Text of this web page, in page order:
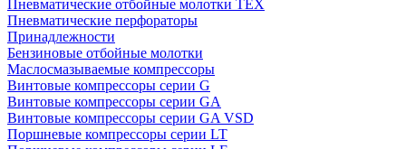
Пневматические отбойные молотки TEX
Пневматические перфораторы
Принадлежности
Бензиновые отбойные молотки
Маслосмазываемые компрессоры
Винтовые компрессоры серии G
Винтовые компрессоры cерии GA
Винтовые компрессоры cерии GA VSD
Поршневые компрессоры серии LT